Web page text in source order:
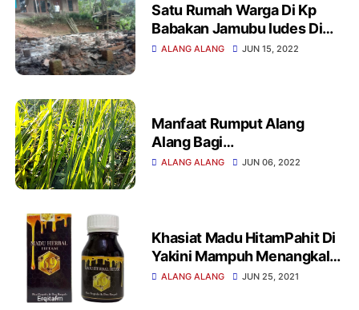
Satu Rumah Warga Di Kp
Babakan Jamubu ludes Di
Lalap Sijago Merah
ALANG ALANG JUN 15, 2022
Manfaat Rumput Alang
Alang Bagi
Kesehatan,Beserta Efek
ALANG ALANG JUN 06, 2022
Khasiat Madu HitamPahit Di
Yakini Mampuh Menangkal
Covid 19 Ini Penjelasannya
ALANG ALANG JUN 25, 2021